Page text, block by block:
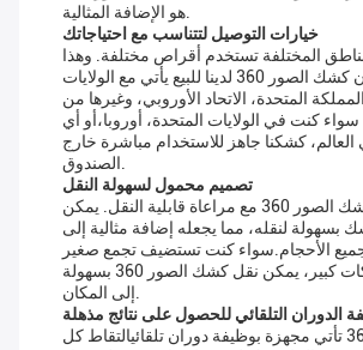
هو الإضافة المثالية.
خيارات التوصيل لتتناسب مع احتياجاتك
المختلفة تستخدم أقراص مختلفة. وهذا
هو السبب في أن كشك الصور 360 لدينا للبيع يأتي مع الولايات
المتحدة، الاتحاد الأوروبي، وغيرها من
كنت في الولايات المتحدة، أوروبا،أو أي
كشكنا جاهز للاستخدام مباشرة خارج
الصندوق.
تصميم محمول لسهولة النقل
تم تصميم كشك الصور 360 مع مراعاة قابلية النقل. يمكن
بسهولة لنقله، مما يجعله إضافة مثالية إلى
الأحجام.سواء كنت تستضيف تجمع صغير
أو حدث شركات كبير، يمكن نقل كشك الصور 360 بسهولة
إلى المكان.
الدوران التلقائي للحصول على نتائج مذهلة
غرفه التصوير 360 تأتي مجهزة بوظيفة دوران تلقائيالتقاط كل